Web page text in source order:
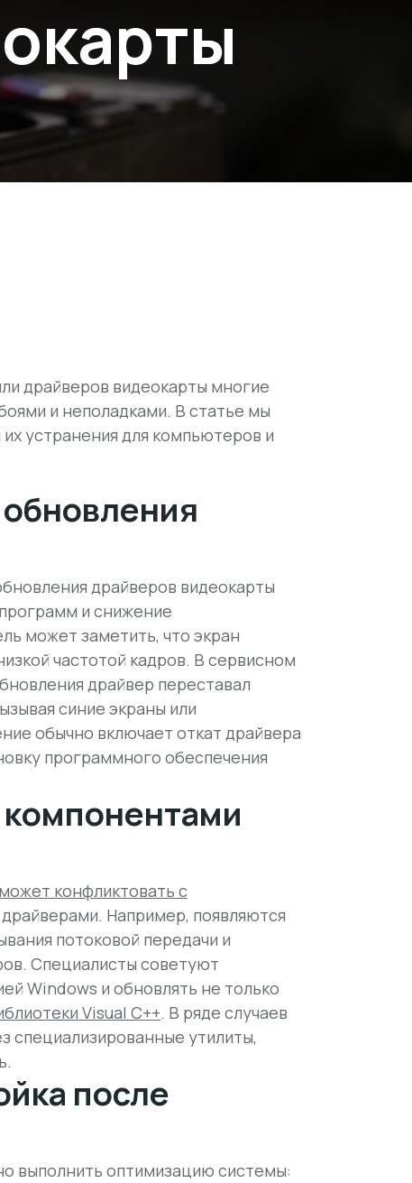
драйверов видеокарты многие
и неполадками. В статье мы
устранения для компьютеров и
драйверов видеокарты
и снижение
может заметить, что экран
частотой кадров. В сервисном
драйвер переставал
синие экраны или
обычно включает откат драйвера
программного обеспечения
может конфликтовать с
Например, появляются
потоковой передачи и
Специалисты советуют
Windows и обновлять не только
Visual C++. В ряде случаев
специализированные утилиты,
после
выполнить оптимизацию системы: